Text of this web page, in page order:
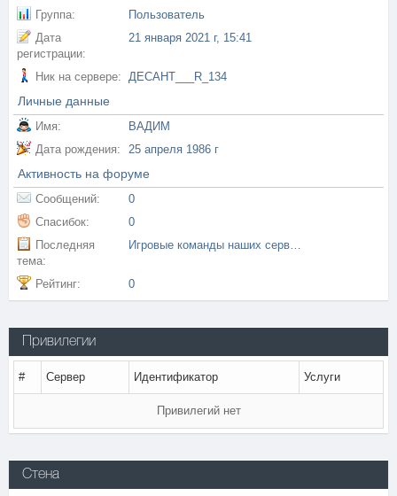
Группа:
Пользователь
Дата
регистрации:
21 января 2021 г, 15:41
Ник на сервере: ДЕСАНТ___R_134
Личные данные
Имя:
ВАДИМ
Дата рождения:
25 апреля 1986 г
Активность на форуме
Сообщений:
0
Спасибок:
0
Последняя
тема:
Игровые команды наших серверов
Рейтинг: 0
Привилегии
# Сервер Идентификатор Услуги
Привилегий нет
Стена